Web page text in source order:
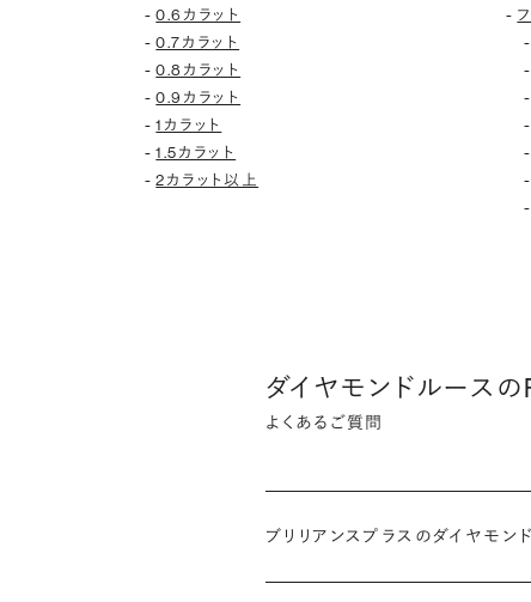
-0.6カラット
-0.7カラット
-0.8カラット
-0.9カラット
-1カラット
-1.5カラット
-2カラット以上
-
-
-
-
-
-
-
-
ダイヤモンドルース
よくあるご質問
ブリリアンスプラスのダイヤモン